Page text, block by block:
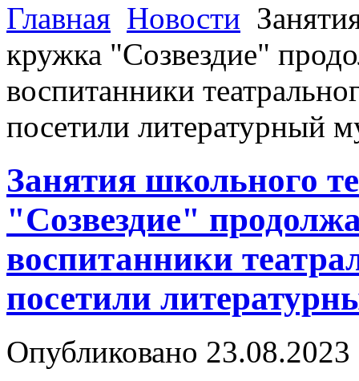
Главная Новости
кружка "Созвездие"
воспитанники
посетили литературный
Занятия школьного
"Созвездие"
воспитанники
посетили
Опубликовано 23.08.2023